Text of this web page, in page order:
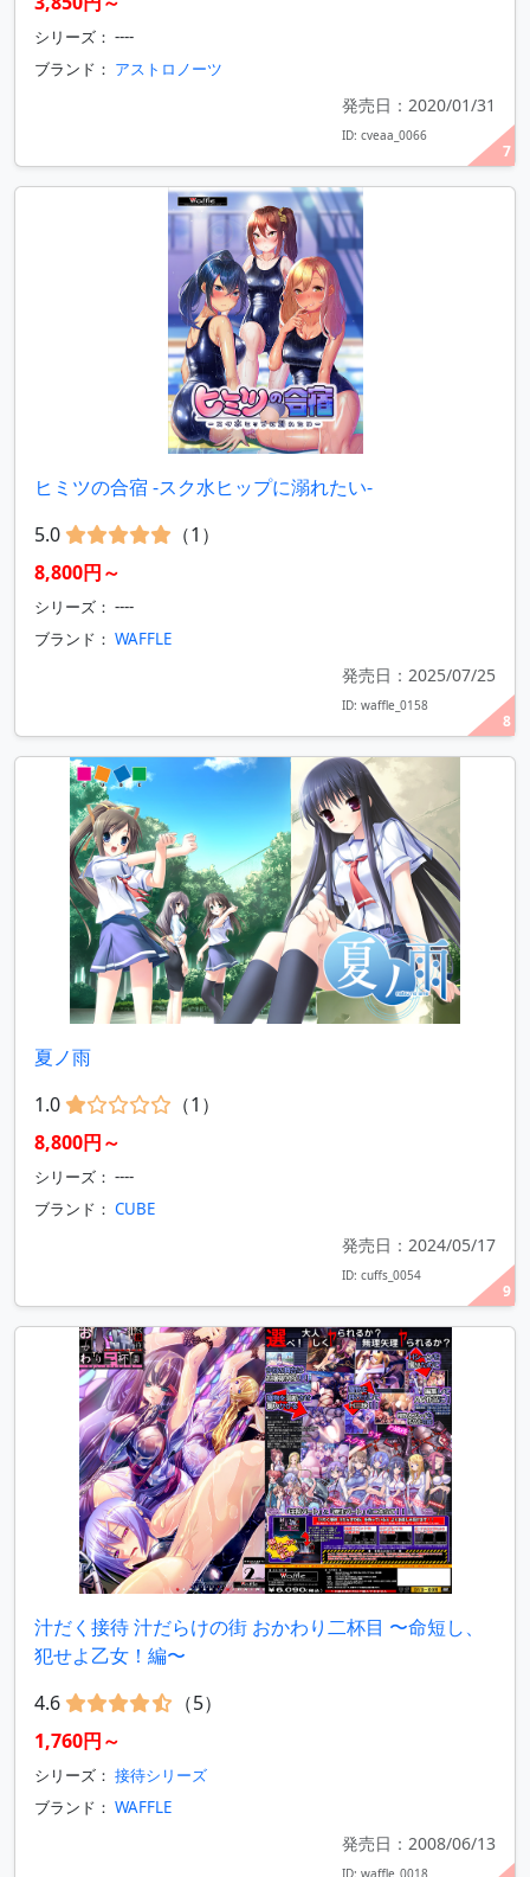
7
シリーズ： ----
ブランド： アストロノーツ
発売日：2020/01/31
ID: cveaa_0066
8
ヒミツの合宿 ‐スク水ヒップに溺れたい‐
5.0
（1）
8,800円～
シリーズ： ----
ブランド： WAFFLE
発売日：2025/07/25
ID: waffle_0158
9
夏ノ雨
1.0
（1）
8,800円～
シリーズ： ----
ブランド： CUBE
発売日：2024/05/17
ID: cuffs_0054
汁だく接待 汁だらけの街 おかわり二杯目 〜命短し、
犯せよ乙女！編〜
4.6
（5）
1,760円～
シリーズ： 接待シリーズ
ブランド： WAFFLE
発売日：2008/06/13
ID: waffle_0018